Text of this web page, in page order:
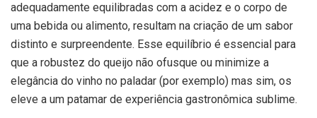
adequadamente equilibradas com a acidez e o corpo de
uma bebida ou alimento, resultam na criação de um sabor
distinto e surpreendente. Esse equilíbrio é essencial para
que a robustez do queijo não ofusque ou minimize a
elegância do vinho no paladar (por exemplo) mas sim, os
eleve a um patamar de experiência gastronômica sublime.